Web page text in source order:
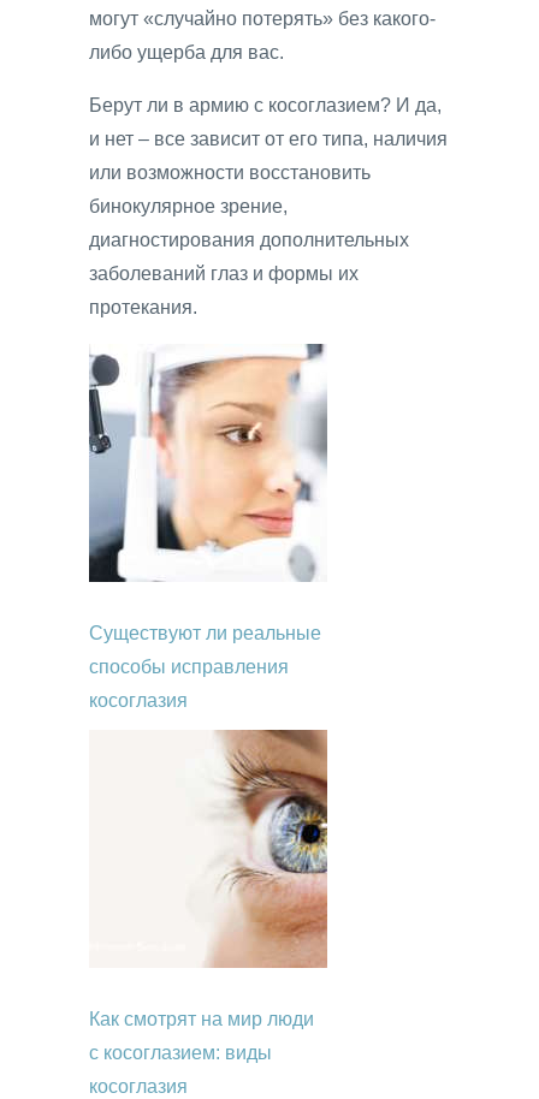
могут «случайно потерять» без какого-
либо ущерба для вас.
Берут ли в армию с косоглазием? И да,
и нет – все зависит от его типа, наличия
или возможности восстановить
бинокулярное зрение,
диагностирования дополнительных
заболеваний глаз и формы их
протекания.
Существуют ли реальные
способы исправления
косоглазия
Как смотрят на мир люди
с косоглазием: виды
косоглазия